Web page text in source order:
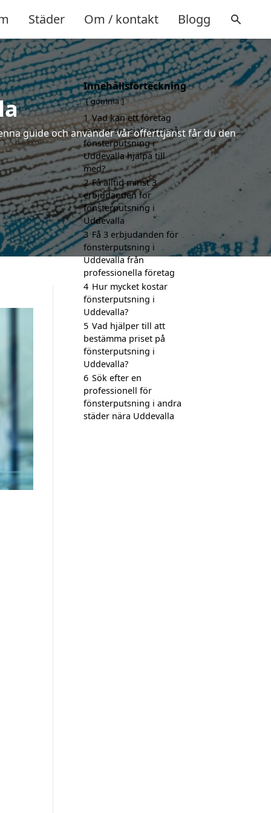
Städer Om / kontakt Blogg
guide och använder vår offerttjänst får du den
Innehållsförteckning
gömma
1 Vad kan ett företag
som är specialiserat på
fönsterputsning i
Uddevalla hjälpa till
med?
2 Få alltid minst 3
erbjudanden för
fönsterputsning i
Uddevalla
3 Få 3 erbjudanden för
fönsterputsning i
Uddevalla från
professionella företag
4 Hur mycket kostar
fönsterputsning i
Uddevalla?
5 Vad hjälper till att
bestämma priset på
fönsterputsning i
Uddevalla?
6 Sök efter en
professionell för
fönsterputsning i andra
städer nära Uddevalla